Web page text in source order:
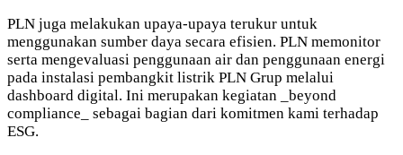
PLN juga melakukan upaya-upaya terukur untuk
menggunakan sumber daya secara efisien. PLN memonitor
serta mengevaluasi penggunaan air dan penggunaan energi
pada instalasi pembangkit listrik PLN Grup melalui
dashboard digital. Ini merupakan kegiatan _beyond
compliance_ sebagai bagian dari komitmen kami terhadap
ESG.